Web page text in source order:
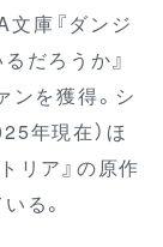
文庫『ダンジ
だろうか』
ンを獲得。シ
年現在）ほ
リア』の原作
る。